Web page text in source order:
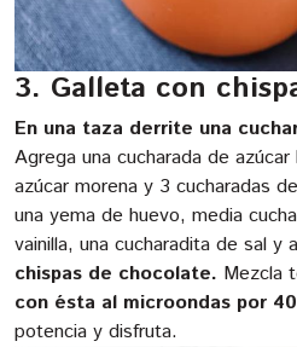
3. Galleta con
En una taza derrite una
Agrega una cucharada de
azúcar morena y 3 cucharadas
una yema de huevo, media
vainilla, una cucharadita de sal y
chispas de chocolate. Mezcla
con ésta al microondas por
potencia y disfruta.